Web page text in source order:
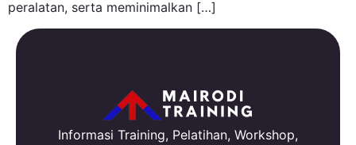
peralatan, serta meminimalkan […]
Informasi Training, Pelatihan, Workshop,